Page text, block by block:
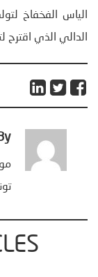
الياس الفخفاخ
الدالي الذي اقترح